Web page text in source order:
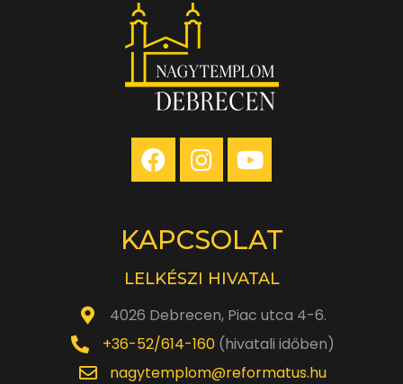
KAPCSOLAT
LELKÉSZI HIVATAL
4026 Debrecen, Piac utca 4-6.
+36-52/614-160(hivatali időben)
nagytemplom@reformatus.hu